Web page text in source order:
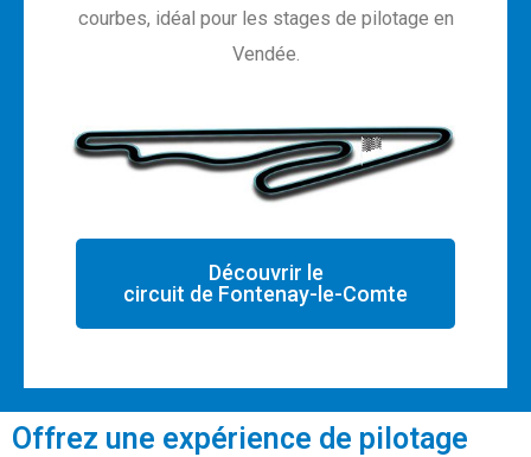
courbes, idéal pour les stages de pilotage en
Vendée.
Découvrir le
circuit de Fontenay-le-Comte
Offrez une expérience de pilotage